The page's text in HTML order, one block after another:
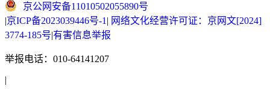
京公网安备11010502055890号
|京ICP备2023039446号-1 | 网络文化经营许可证：京网文[2024]
3774-185号|有害信息举报
举报电话：010-64141207
|